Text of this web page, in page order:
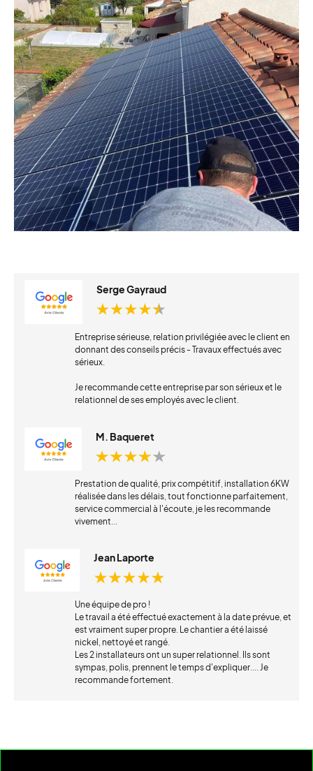
Serge Gayraud
Entreprise sérieuse, relation privilégiée avec le client en
donnant des conseils précis - Travaux effectués avec
sérieux.
Je recommande cette entreprise par son sérieux et le
relationnel de ses employés avec le client.
M. Baqueret
Prestation de qualité, prix compétitif, installation 6KW
réalisée dans les délais, tout fonctionne parfaitement,
service commercial à l'écoute, je les recommande
vivement...
Jean Laporte
Une équipe de pro !
Le travail a été effectué exactement à la date prévue, et
est vraiment super propre. Le chantier a été laissé
nickel, nettoyé et rangé.
Les 2 installateurs ont un super relationnel. Ils sont
sympas, polis, prennent le temps d'expliquer.... Je
recommande fortement.